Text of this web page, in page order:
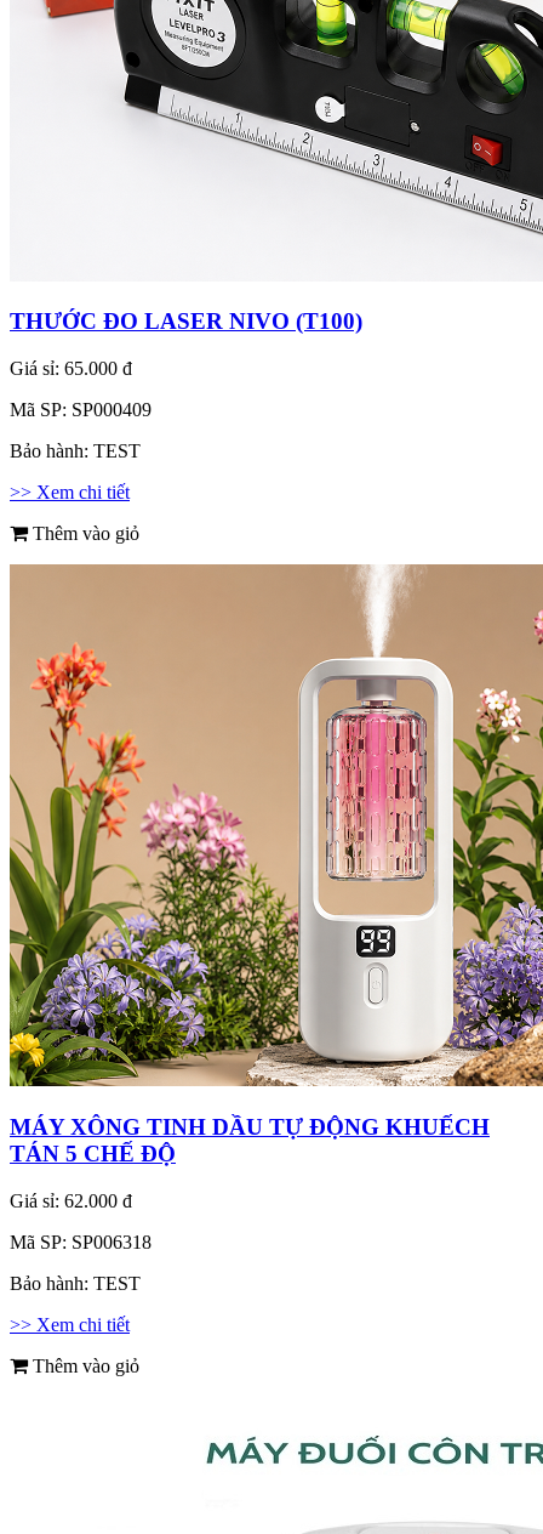
THƯỚC ĐO LASER NIVO (T100)
Giá sỉ: 65.000 đ
Mã SP: SP000409
Bảo hành: TEST
>> Xem chi tiết
Thêm vào giỏ
MÁY XÔNG TINH DẦU TỰ ĐỘNG KHUẾCH
TÁN 5 CHẾ ĐỘ
Giá sỉ: 62.000 đ
Mã SP: SP006318
Bảo hành: TEST
>> Xem chi tiết
Thêm vào giỏ